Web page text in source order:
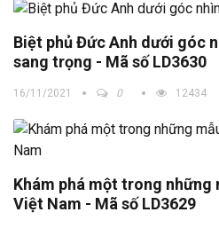
Biệt phủ Đức Anh dưới góc
sang trọng - Mã số LD3630
16/11/2021 0 12434
Khám phá một trong những
Việt Nam - Mã số LD3629